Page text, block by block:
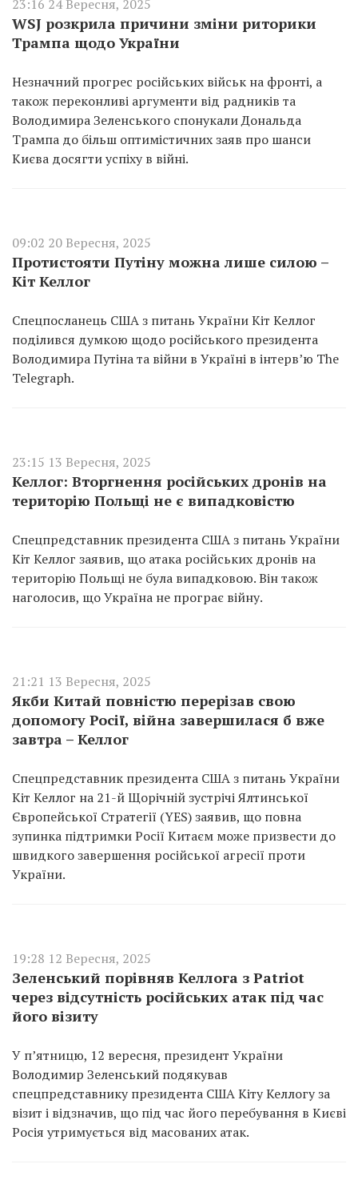
23:16 24 Вересня, 2025
WSJ розкрила причини зміни риторики
Трампа щодо України
Незначний прогрес російських військ на фронті, а
також переконливі аргументи від радників та
Володимира Зеленського спонукали Дональда
Трампа до більш оптимістичних заяв про шанси
Києва досягти успіху в війні.
09:02 20 Вересня, 2025
Протистояти Путіну можна лише силою –
Кіт Келлог
Спецпосланець США з питань України Кіт Келлог
поділився думкою щодо російського президента
Володимира Путіна та війни в Україні в інтерв’ю The
Telegraph.
23:15 13 Вересня, 2025
Келлог: Вторгнення російських дронів на
територію Польщі не є випадковістю
Спецпредставник президента США з питань України
Кіт Келлог заявив, що атака російських дронів на
територію Польщі не була випадковою. Він також
наголосив, що Україна не програє війну.
21:21 13 Вересня, 2025
Якби Китай повністю перерізав свою
допомогу Росії, війна завершилася б вже
завтра – Келлог
Спецпредставник президента США з питань України
Кіт Келлог на 21-й Щорічній зустрічі Ялтинської
Європейської Стратегії (YES) заявив, що повна
зупинка підтримки Росії Китаєм може призвести до
швидкого завершення російської агресії проти
України.
19:28 12 Вересня, 2025
Зеленський порівняв Келлога з Patriot
через відсутність російських атак під час
його візиту
У п’ятницю, 12 вересня, президент України
Володимир Зеленський подякував
спецпредставнику президента США Кіту Келлогу за
візит і відзначив, що під час його перебування в Києві
Росія утримується від масованих атак.